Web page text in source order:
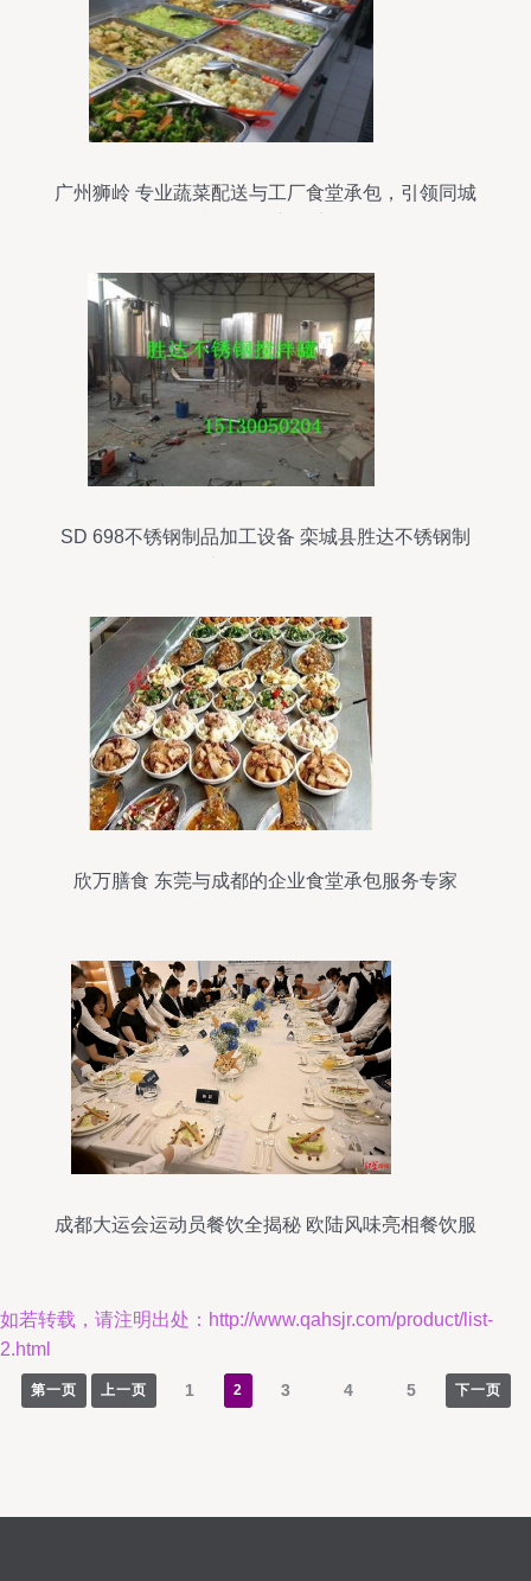
广州狮岭 专业蔬菜配送与工厂食堂承包，引领同城
SD 698不锈钢制品加工设备 栾城县胜达不锈钢制
欣万膳食 东莞与成都的企业食堂承包服务专家
成都大运会运动员餐饮全揭秘 欧陆风味亮相餐饮服
如若转载，请注明出处：http://www.qahsjr.com/product/list-
2.html
第一页 上一页 1 2 3 4 5 下一页